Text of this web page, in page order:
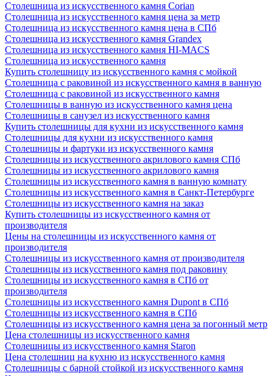
Столешница из искусственного камня Сorian
Столешница из искусственного камня цена за метр
Столешница из искусственного камня цена в СПб
Столешница из искусственного камня Grandex
Столешница из искусственного камня HI-MACS
Столешница из искусственного камня
Купить столешницу из искусственного камня с мойкой
Столешница с раковиной из искусственного камня в ванную
Столешница с раковиной из искусственного камня
Столешницы в ванную из искусственного камня цена
Столешницы в санузел из искусственного камня
Купить столешницы для кухни из искусственного камня
Столешницы для кухни из искусственного камня
Столешницы и фартуки из искусственного камня
Столешницы из искусственного акрилового камня СПб
Столешницы из искусственного акрилового камня
Столешницы из искусственного камня в ванную комнату
Столешницы из искусственного камня в Санкт-Петербурге
Столешницы из искусственного камня на заказ
Купить столешницы из искусственного камня от
производителя
Цены на столешницы из искусственного камня от
производителя
Столешницы из искусственного камня от производителя
Столешницы из искусственного камня под раковину
Столешницы из искусственного камня в СПб от
производителя
Столешницы из искусственного камня Dupont в СПб
Столешницы из искусственного камня в СПб
Столешницы из искусственного камня цена за погонный метр
Цена столешницы из искусственного камня
Столешницы из искусственного камня Staron
Цена столешниц на кухню из искусственного камня
Столешницы с барной стойкой из искусственного камня